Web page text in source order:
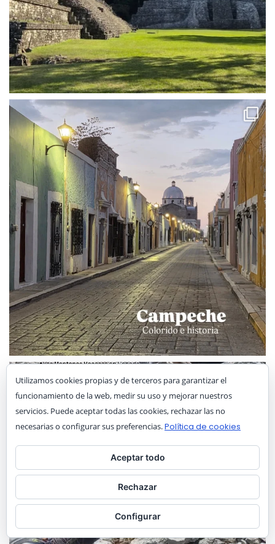
Utilizamos cookies propias y de terceros para garantizar el
funcionamiento de la web, medir su uso y mejorar nuestros
servicios. Puede aceptar todas las cookies, rechazar las no
necesarias o configurar sus preferencias.Política de cookies
Aceptar todo
Rechazar
Configurar